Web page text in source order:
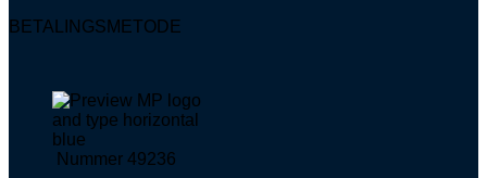
BETALINGSMETODE
Nummer 49236